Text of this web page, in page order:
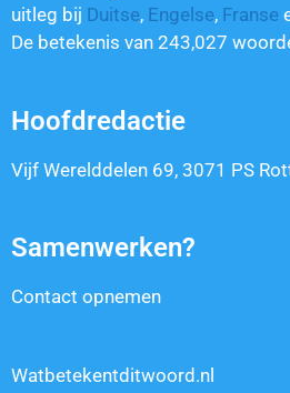
uitleg bij Duitse, Engelse, Franse
De betekenis van 243,027
Hoofdredactie
Vijf Werelddelen 69, 3071 PS
Samenwerken?
Contact opnemen
Watbetekentditwoord.nl